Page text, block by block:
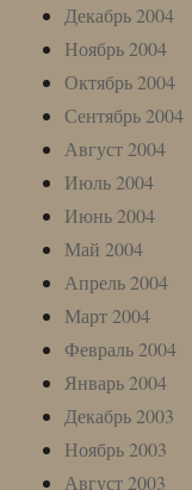
Декабрь 2004
Ноябрь 2004
Октябрь 2004
Сентябрь 2004
Август 2004
Июль 2004
Июнь 2004
Май 2004
Апрель 2004
Март 2004
Февраль 2004
Январь 2004
Декабрь 2003
Ноябрь 2003
Август 2003